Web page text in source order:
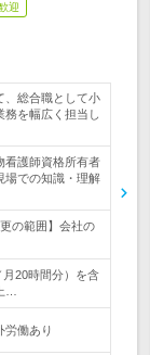
迎
、総合職として小
を幅広く担当し
看護師資格所有者
場での知識・理解
の範囲】会社の
20時間分）を含
…
労働あり